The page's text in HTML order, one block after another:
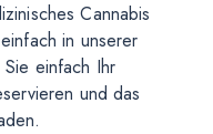
Cannabis
in unserer
einfach Ihr
und das